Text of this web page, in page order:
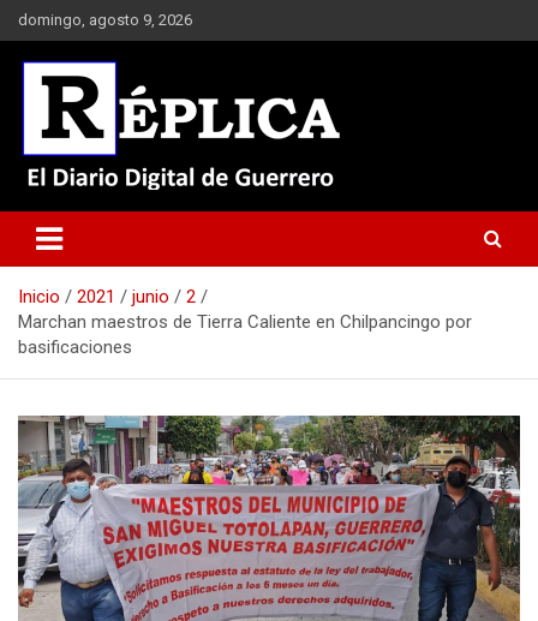
Saltar
al
contenido
domingo, agosto 9, 2026
Réplica
Inicio 2021 junio
2
Marchan maestros de Tierra Caliente en Chilpancingo por
basificaciones